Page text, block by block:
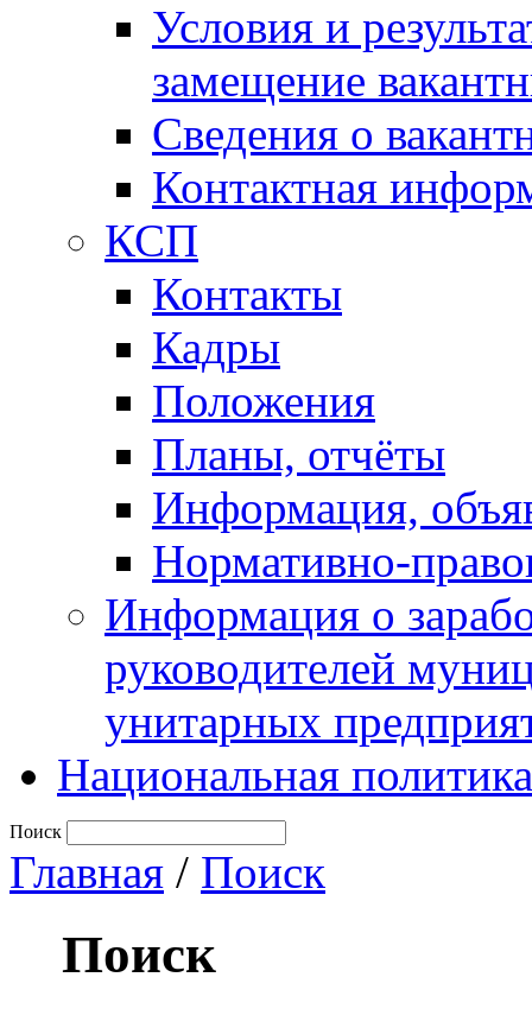
Условия и
замещение
Сведения о
Контактная
КСП
Контакты
Кадры
Положения
Планы, отчёты
Информация,
Нормативно-
Информация о
руководителей
унитарных
Национальная политика
Поиск
Главная / Поиск
Поиск